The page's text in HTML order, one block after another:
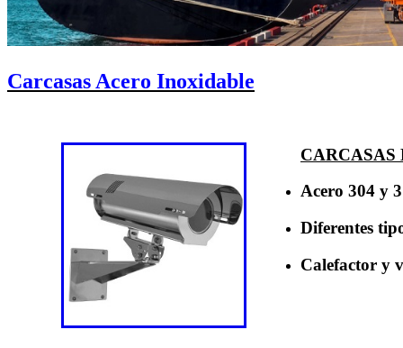
Carcasas Acero Inoxidable
CARCASAS
Acero 304 y
Diferentes
Calefactor y